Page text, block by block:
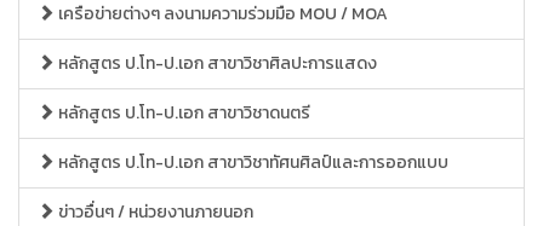
เครือข่ายต่างๆ ลงนามความร่วมมือ MOU / MOA
หลักสูตร ป.โท-ป.เอก สาขาวิชาศิลปะการแสดง
หลักสูตร ป.โท-ป.เอก สาขาวิชาดนตรี
หลักสูตร ป.โท-ป.เอก สาขาวิชาทัศนศิลป์และการออกแบบ
ข่าวอื่นๆ / หน่วยงานภายนอก